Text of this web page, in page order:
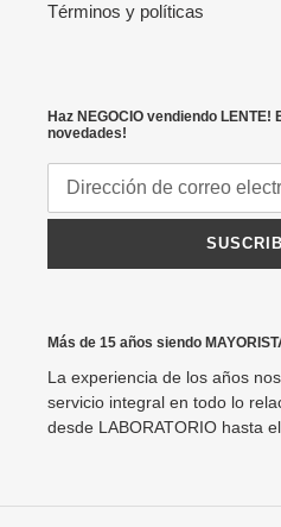
Términos y políticas
Haz NEGOCIO vendiendo
novedades!
Más de 15 años siendo
La experiencia de los años
servicio integral en todo lo
desde LABORATORIO hasta